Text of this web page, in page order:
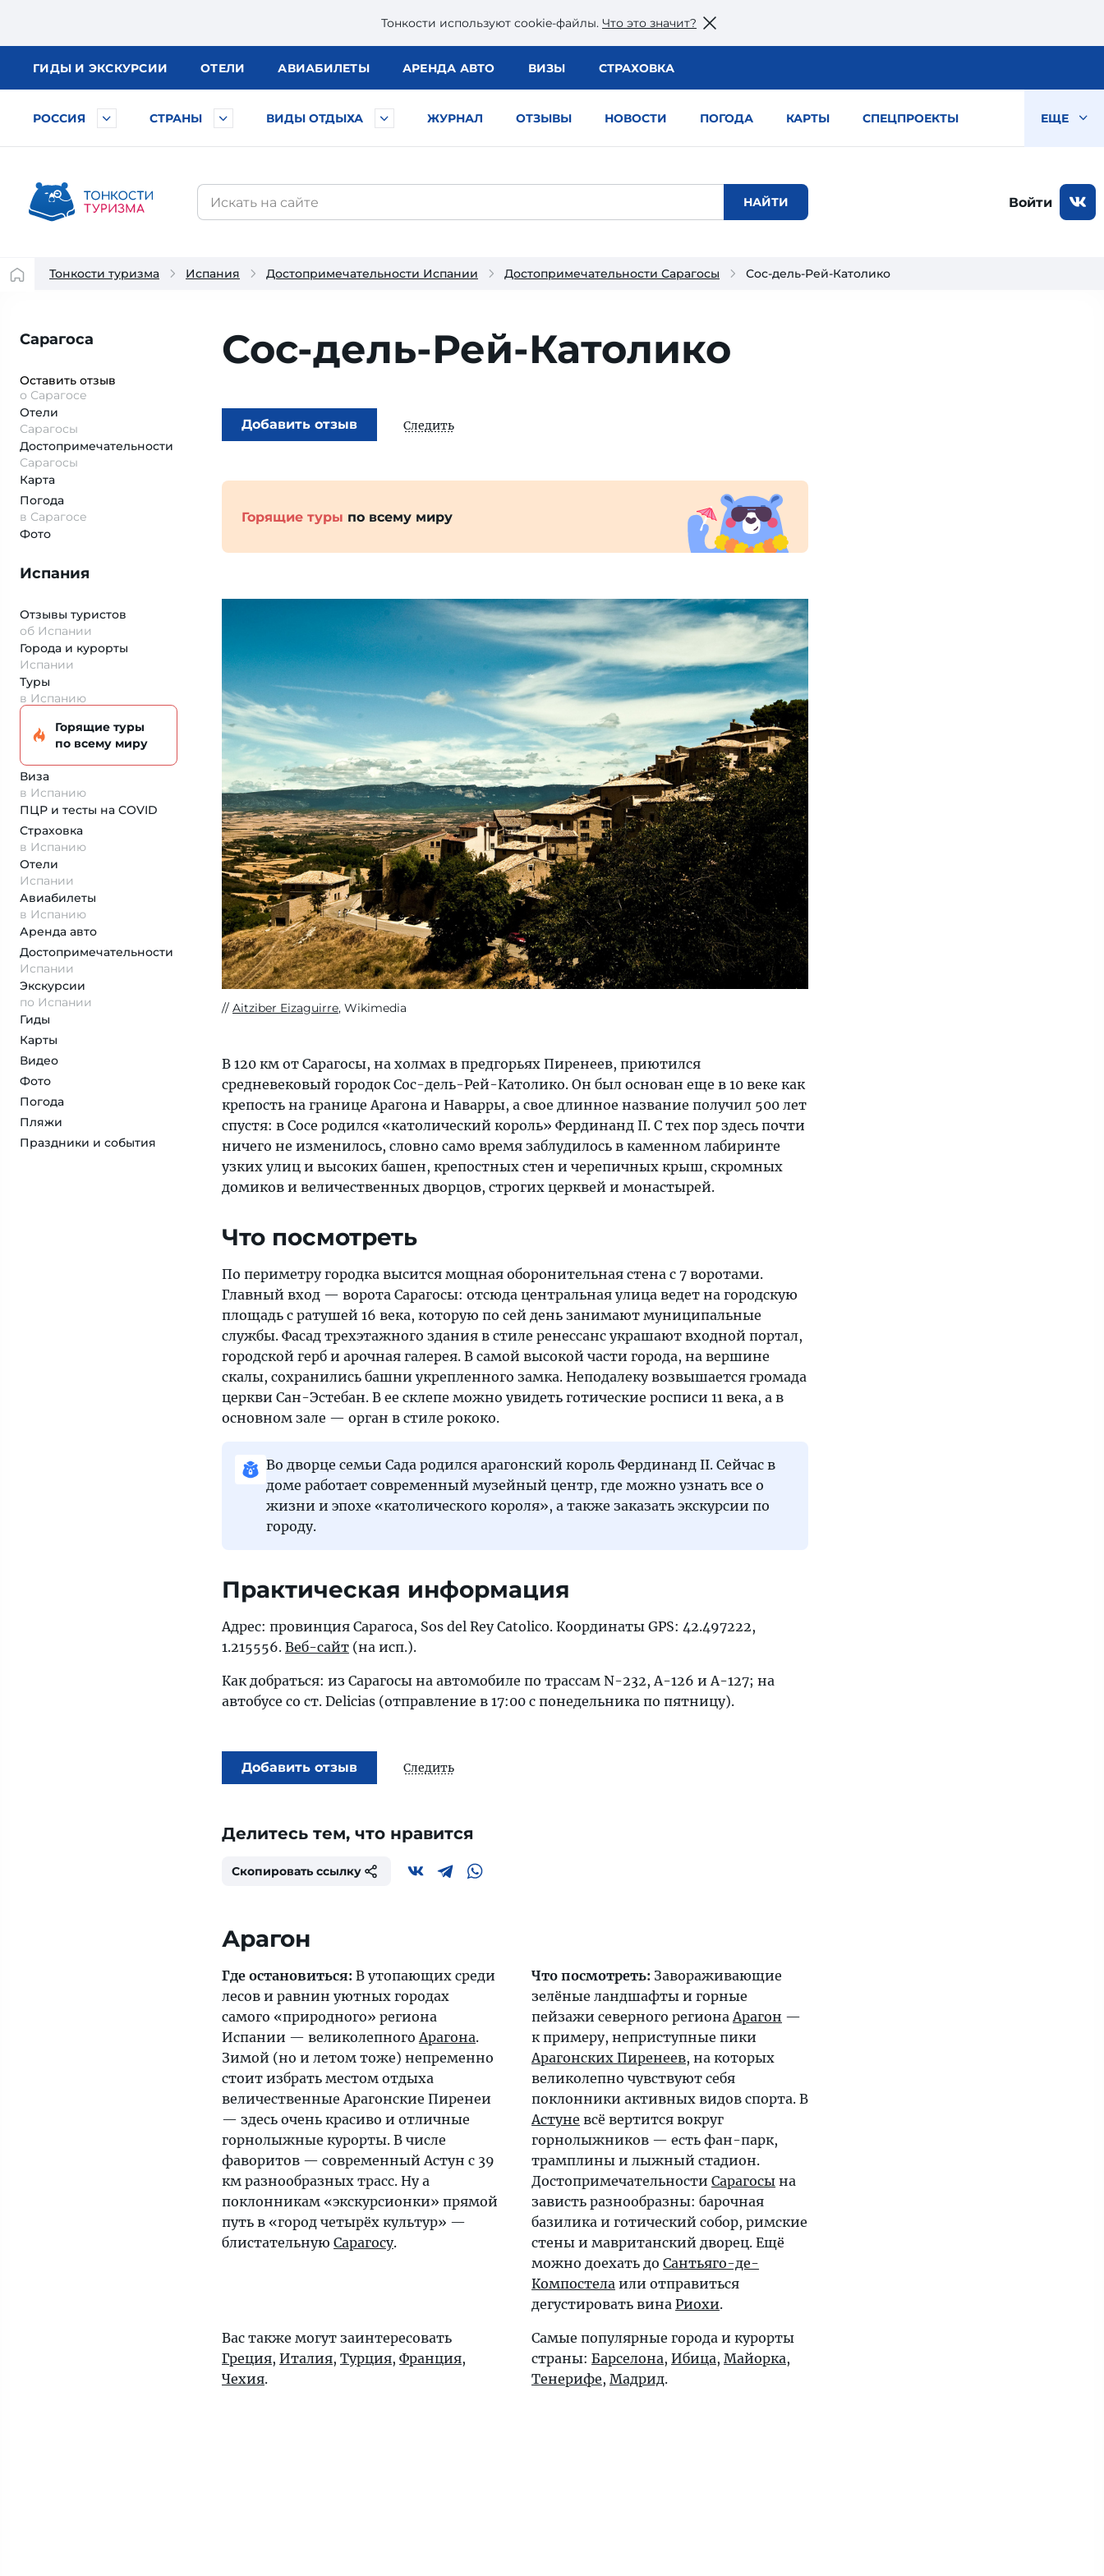
Тонкости используют сookie-файлы. Что это значит?
ГИДЫ И ЭКСКУРСИИ ОТЕЛИ АВИАБИЛЕТЫ АРЕНДА АВТО ВИЗЫ СТРАХОВКА
РОССИЯ СТРАНЫ ВИДЫ ОТДЫХА ЖУРНАЛ ОТЗЫВЫ НОВОСТИ ПОГОДА КАРТЫ СПЕЦПРОЕКТЫ ЕЩЕ
Войти
Тонкости туризма Испания Достопримечательности Испании Достопримечательности Сарагосы Сос-дель-Рей-Католико
Сарагоса
Оставить отзыв
о Сарагосе
Отели
Сарагосы
Достопримеча­тельности
Сарагосы
Карта
Погода
в Сарагосе
Фото
Испания
Отзывы туристов
об Испании
Города и курорты
Испании
Туры
в Испанию
Горящие туры
по всему миру
Виза
в Испанию
ПЦР и тесты на COVID
Страховка
в Испанию
Отели
Испании
Авиабилеты
в Испанию
Аренда авто
Достопримеча­тельности
Испании
Экскурсии
по Испании
Гиды
Карты
Видео
Фото
Погода
Пляжи
Праздники и события
Сос-дель-Рей-Католико
Добавить отзыв Следить
Горящие туры по всему миру
Aitziber Eizaguirre, Wikimedia
В 120 км от Сарагосы, на холмах в предгорьях Пиренеев, приютился
средневековый городок Сос-дель-Рей-Католико. Он был основан еще в 10 веке как
крепость на границе Арагона и Наварры, а свое длинное название получил 500 лет
спустя: в Сосе родился «католический король» Фердинанд II. С тех пор здесь почти
ничего не изменилось, словно само время заблудилось в каменном лабиринте
узких улиц и высоких башен, крепостных стен и черепичных крыш, скромных
домиков и величественных дворцов, строгих церквей и монастырей.
Что посмотреть
По периметру городка высится мощная оборонительная стена с 7 воротами.
Главный вход — ворота Сарагосы: отсюда центральная улица ведет на городскую
площадь с ратушей 16 века, которую по сей день занимают муниципальные
службы. Фасад трехэтажного здания в стиле ренессанс украшают входной портал,
городской герб и арочная галерея. В самой высокой части города, на вершине
скалы, сохранились башни укрепленного замка. Неподалеку возвышается громада
церкви Сан-Эстебан. В ее склепе можно увидеть готические росписи 11 века, а в
основном зале — орган в стиле рококо.
Во дворце семьи Сада родился арагонский король Фердинанд II. Сейчас в
доме работает современный музейный центр, где можно узнать все о
жизни и эпохе «католического короля», а также заказать экскурсии по
городу.
Практическая информация
Адрес: провинция Сарагоса, Sos del Rey Catolico. Координаты GPS: 42.497222,
1.215556. Веб-сайт (на исп.).
Как добраться: из Сарагосы на автомобиле по трассам N-232, А-126 и А-127; на
автобусе со ст. Delicias (отправление в 17:00 с понедельника по пятницу).
Добавить отзыв Следить
Делитесь тем, что нравится
Скопировать ссылку
Арагон
Где остановиться: В утопающих среди
лесов и равнин уютных городах
самого «природного» региона
Испании — великолепного Арагона.
Зимой (но и летом тоже) непременно
стоит избрать местом отдыха
величественные Арагонские Пиренеи
— здесь очень красиво и отличные
горнолыжные курорты. В числе
фаворитов — современный Астун с 39
км разнообразных трасс. Ну а
поклонникам «экскурсионки» прямой
путь в «город четырёх культур» —
блистательную Сарагосу.
Что посмотреть: Завораживающие
зелёные ландшафты и горные
пейзажи северного региона Арагон —
к примеру, неприступные пики
Арагонских Пиренеев, на которых
великолепно чувствуют себя
поклонники активных видов спорта. В
Астуне всё вертится вокруг
горнолыжников — есть фан-парк,
трамплины и лыжный стадион.
Достопримечательности Сарагосы на
зависть разнообразны: барочная
базилика и готический собор, римские
стены и мавританский дворец. Ещё
можно доехать до Сантьяго-де-
Компостела или отправиться
дегустировать вина Риохи.
Вас также могут заинтересовать
Греция, Италия, Турция, Франция,
Чехия.
Самые популярные города и курорты
страны: Барселона, Ибица, Майорка,
Тенерифе, Мадрид.